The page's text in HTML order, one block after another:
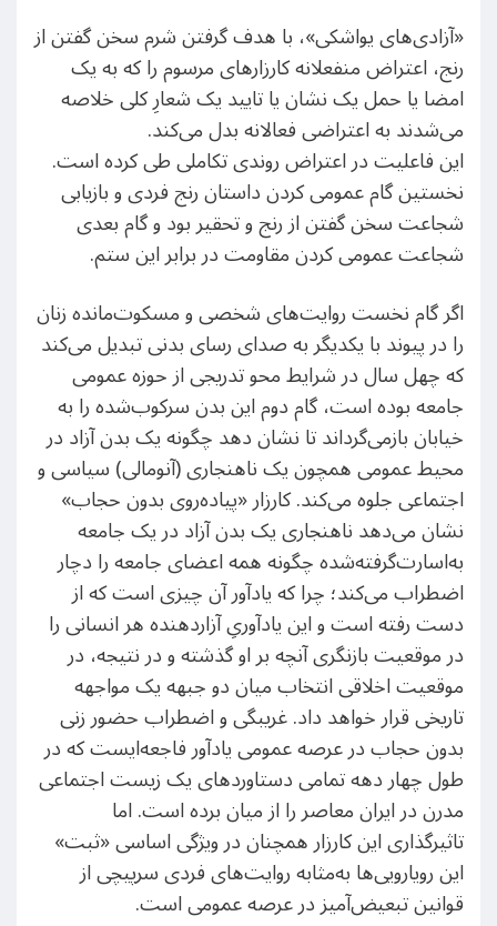
«آزادی‌های یواشکی»، با هدف گرفتن شرم سخن گفتن از
رنج، اعتراض منفعلانه کارزارهای مرسوم را که به یک
امضا یا حمل یک نشان یا تایید یک شعارِ کلی خلاصه
می‌شدند به اعتراضی فعالانه بدل می‌کند.
این فاعلیت در اعتراض روندی تکاملی طی کرده است.
نخستین گام عمومی کردن داستان رنج فردی و بازیابی
شجاعت سخن گفتن از رنج و تحقیر بود و گام بعدی
شجاعت عمومی کردن مقاومت در برابر این ستم.
اگر گام نخست روایت‌های شخصی و مسکوت‌مانده زنان
را در پیوند با یکدیگر به صدای رسای بدنی تبدیل می‌کند
که چهل سال در شرایط محو تدریجی از حوزه عمومی
جامعه بوده است، گام دوم این بدن سرکوب‌شده را به
خیابان بازمی‌گرداند تا نشان دهد چگونه یک بدن آزاد در
محیط عمومی همچون یک ناهنجاری (آنومالی) سیاسی و
اجتماعی جلوه می‌کند. کارزار «پیاده‌روی بدون حجاب»
نشان می‌دهد ناهنجاری یک بدن آزاد در یک جامعه
به‌اسارت‌گرفته‌شده چگونه همه اعضای جامعه را دچار
اضطراب می‌کند؛ چرا که یادآور آن چیزی است که از
دست رفته است و این یادآوریِ آزاردهنده هر انسانی را
در موقعیت بازنگری آنچه بر او گذشته و در نتیجه، در
موقعیت اخلاقی انتخاب میان دو جبهه یک مواجهه
تاریخی قرار خواهد داد. غریبگی و اضطراب حضور زنی
بدون حجاب در عرصه عمومی یادآور فاجعه‌ایست که در
طول چهار دهه تمامی دستاوردهای یک زیست اجتماعی
مدرن در ایران معاصر را از میان برده است. اما
تاثیرگذاری این کارزار همچنان در ویژگی اساسی «ثبت»
این رویارویی‌ها به‌مثابه روایت‌های فردی سرپیچی از
قوانین تبعیض‌آمیز در عرصه عمومی است.